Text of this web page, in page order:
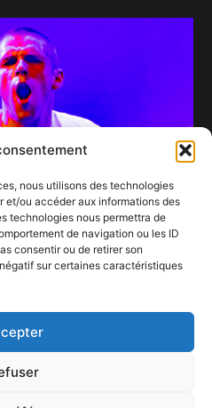
nous utilisons des technologies
et/ou accéder aux informations des
technologies nous permettra de
de navigation ou les ID
consentir ou de retirer son
sur certaines caractéristiques
au Nuits Botanique